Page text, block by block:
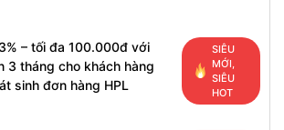
– tối đa 100.000đ với
3 tháng cho khách hàng
sinh đơn hàng HPL
SIÊU
MỚI,
SIÊU
HOT